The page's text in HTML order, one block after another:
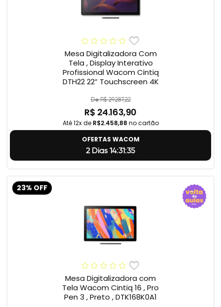
Mesa Digitalizadora Com
Tela , Display Interativo
Profissional Wacom Cintiq
DTH22 22” Touchscreen 4K
De R$ 29.287,22
R$ 24.163,90
Até 12x de R$2.458,88 no cartão
OFERTAS WACOM
2 Dias 14:31:34
23% OFF
Mesa Digitalizadora com
Tela Wacom Cintiq 16 , Pro
Pen 3 , Preto , DTK168K0A1